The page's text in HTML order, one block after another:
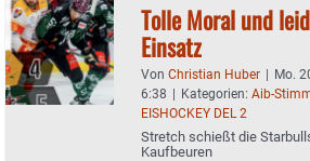
Tolle Moral und
Einsatz
Von Christian Huber | Mo.
6:38 | Kategorien: Aib-
EISHOCKEY DEL 2
Stretch schießt die
Kaufbeuren